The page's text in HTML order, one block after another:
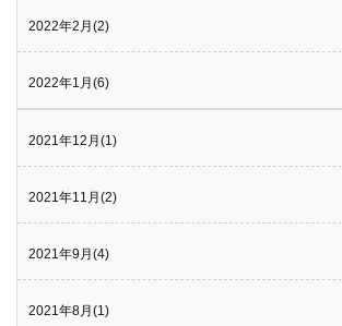
2022年2月(2)
2022年1月(6)
2021年12月(1)
2021年11月(2)
2021年9月(4)
2021年8月(1)